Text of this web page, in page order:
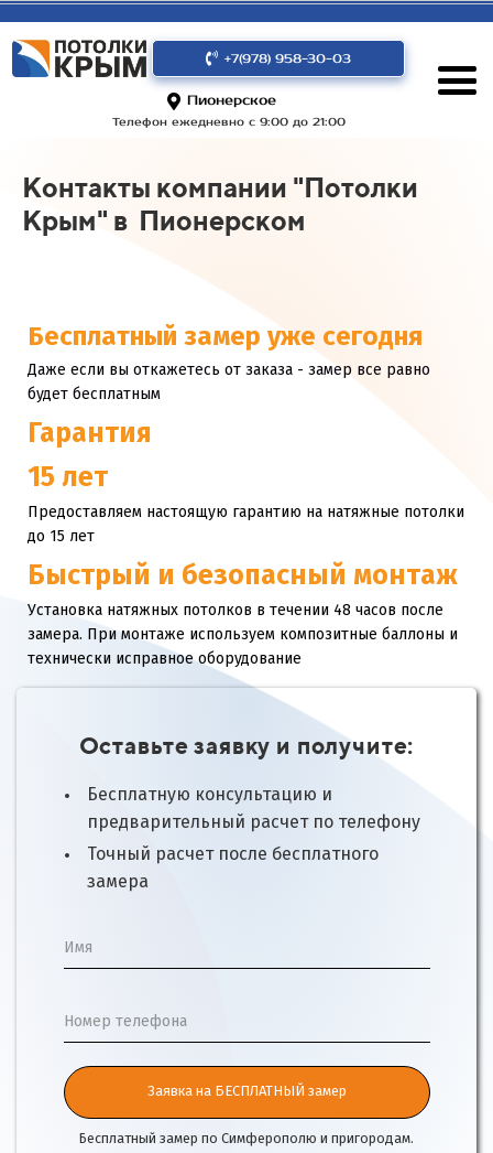
+7(978) 958-30-03
Пионерское
Телефон ежедневно с 9:00 до 21:00
Контакты компании "Потолки
Крым" в Пионерском
Бесплатный замер уже сегодня
Даже если вы откажетесь от заказа - замер все равно
будет бесплатным
Гарантия
15 лет
Предоставляем настоящую гарантию на натяжные потолки
до 15 лет
Быстрый и безопасный монтаж
Установка натяжных потолков в течении 48 часов после
замера. При монтаже используем композитные баллоны и
технически исправное оборудование
Оставьте заявку и получите:
Бесплатную консультацию и
предварительный расчет по телефону
Точный расчет после бесплатного
замера
Имя
Номер телефона
Заявка на БЕСПЛАТНЫЙ замер
Бесплатный замер по Симферополю и пригородам.